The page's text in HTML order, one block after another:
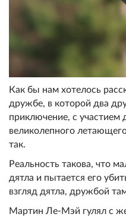
Как бы нам хотелось
дружбе, в которой два
приключение, с участием
великолепного
так.
Реальность такова, что
дятла и пытается его
взгляд дятла, дружбой
Мартин Ле-Мэй гулял с